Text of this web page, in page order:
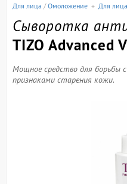
Для лица /Омоложение + Для лица
Сыворотка
TIZO Advanced
Мощное средство для борьбы
признаками старения кожи.